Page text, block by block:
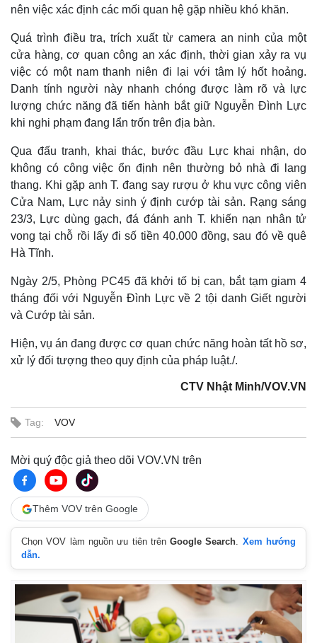
Thế giới
Quan sát
Multimedia
Video
Ảnh
nên việc xác định các mối quan hệ gặp nhiều khó khăn.
Quá trình điều tra, trích xuất từ camera an ninh của một
cửa hàng, cơ quan công an xác định, thời gian xảy ra vụ
việc có một nam thanh niên đi lại với tâm lý hốt hoảng.
Danh tính người này nhanh chóng được làm rõ và lực
lượng chức năng đã tiến hành bắt giữ Nguyễn Đình Lực
khi nghi phạm đang lẩn trốn trên địa bàn.
Qua đấu tranh, khai thác, bước đầu Lực khai nhận, do
không có công việc ổn định nên thường bỏ nhà đi lang
thang. Khi gặp anh T. đang say rượu ở khu vực công viên
Cửa Nam, Lực nảy sinh ý định cướp tài sản. Rạng sáng
23/3, Lực dùng gạch, đá đánh anh T. khiến nạn nhân tử
vong tại chỗ rồi lấy đi số tiền 40.000 đồng, sau đó về quê
Hà Tĩnh.
Ngày 2/5, Phòng PC45 đã khởi tố bị can, bắt tạm giam 4
tháng đối với Nguyễn Đình Lực về 2 tội danh Giết người
và Cướp tài sản.
Hiện, vụ án đang được cơ quan chức năng hoàn tất hồ sơ,
xử lý đối tượng theo quy định của pháp luật./.
CTV Nhật Minh/VOV.VN
Tag: VOV
Mời quý độc giả theo dõi VOV.VN trên
Thêm VOV trên Google
Chọn VOV làm nguồn ưu tiên trênGoogle Search. Xem hướng
dẫn.